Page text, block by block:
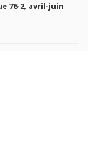
76-2, avril-juin